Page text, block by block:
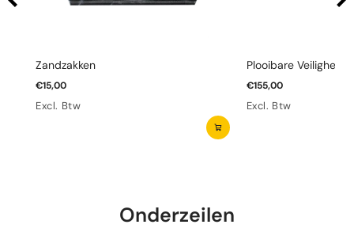
Zandzakken
€15,00
Excl. Btw
Plooibare
€155,00
Excl. Btw
Onderzeilen